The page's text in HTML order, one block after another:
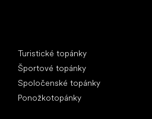
Turistické topánky
Športové topánky
Spoločenské topánky
Ponožkotopánky